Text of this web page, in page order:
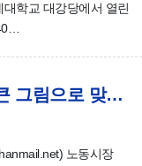
학교 대강당에서 열린
[연구소의 창] 노동시장 개혁의 큰 그림으로 맞서자
노동시장